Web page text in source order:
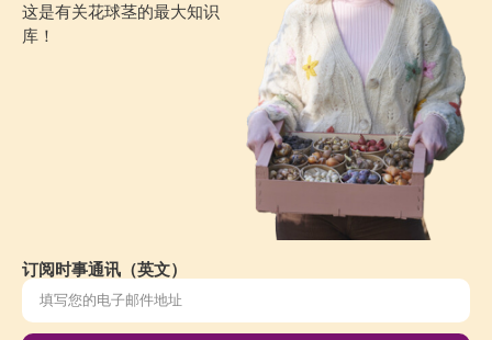
这是有关花球茎的最大知识
库！
订阅时事通讯（英文）